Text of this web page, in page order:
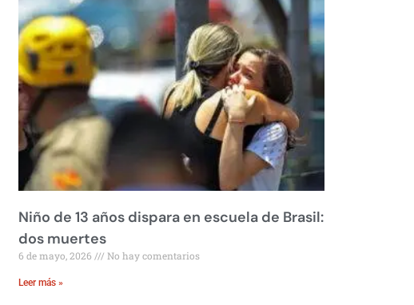
Niño de 13 años dispara en escuela de Brasil:
dos muertes
6 de mayo, 2026 No hay comentarios
Leer más »